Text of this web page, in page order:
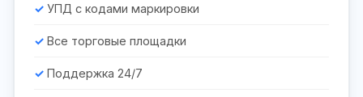
УПД с кодами маркировки
Все торговые площадки
Поддержка 24/7